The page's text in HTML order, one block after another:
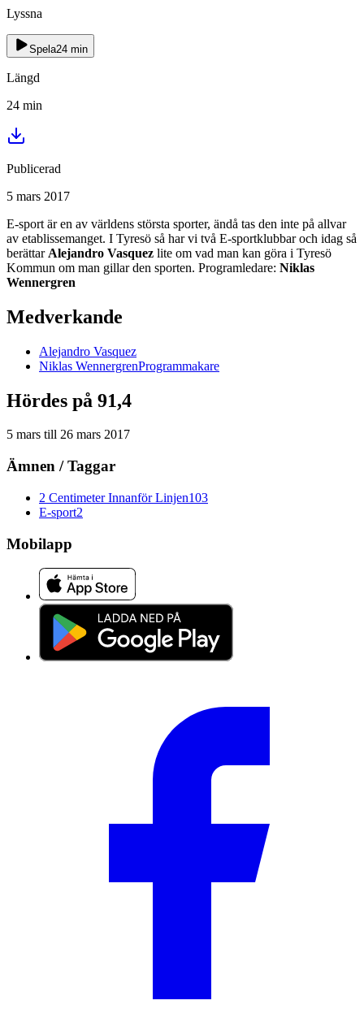
Lyssna
Spela24 min
Längd
24 min
Publicerad
5 mars 2017
E-sport är en av världens största sporter, ändå tas den inte på allvar
av etablissemanget. I Tyresö så har vi två E-sportklubbar och idag så
berättar Alejandro Vasquez lite om vad man kan göra i Tyresö
Kommun om man gillar den sporten. Programledare: Niklas
Wennergren
Medverkande
Alejandro Vasquez
Niklas WennergrenProgrammakare
Hördes på 91,4
5 mars till 26 mars 2017
Ämnen / Taggar
2 Centimeter Innanför Linjen103
E-sport2
Mobilapp